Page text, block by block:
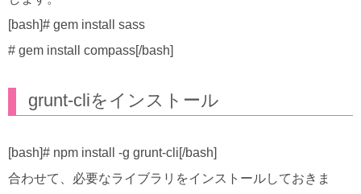
[bash]# gem install sass
# gem install compass[/bash]
grunt-cliをインストール
[bash]# npm install -g grunt-cli[/bash]
合わせて、必要なライブラリをインストールしておきま